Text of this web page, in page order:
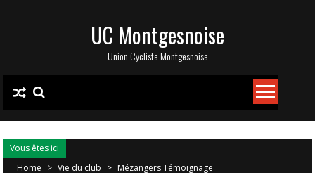
UC Montgesnoise
Union Cycliste Montgesnoise
Vous êtes ici
Home > Vie du club > Mézangers Témoignage